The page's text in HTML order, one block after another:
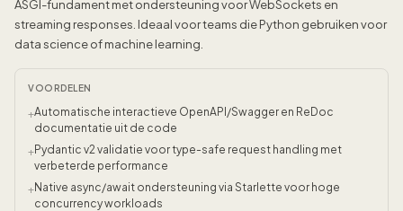
ASGI-fundament met ondersteuning voor WebSockets en
streaming responses. Ideaal voor teams die Python gebruiken voor
data science of machine learning.
VOORDELEN
+Automatische interactieve OpenAPI/Swagger en ReDoc
documentatie uit de code
+Pydantic v2 validatie voor type-safe request handling met
verbeterde performance
+Native async/await ondersteuning via Starlette voor hoge
concurrency workloads